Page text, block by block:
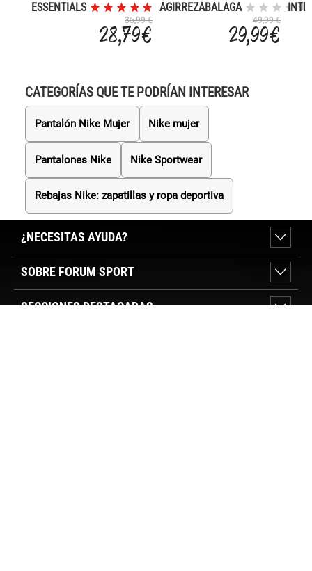
ESSENTIALS
35,99 €
28,79 €
AGIRREZABALAGA
49,99 €
29,99 €
CATEGORÍAS QUE TE PODRÍAN INTERESAR
Pantalón Nike Mujer Nike mujer
Pantalones Nike Nike Sportwear
Rebajas Nike: zapatillas y ropa deportiva
¿NECESITAS AYUDA?
SOBRE FORUM SPORT
SECCIONES DESTACADAS